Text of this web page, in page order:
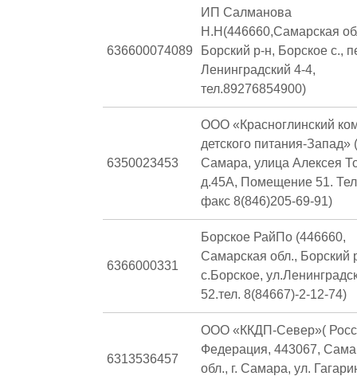
636600074089
ИП Салманова
Н.Н(446660,Самарская
Борский р-н, Борское с.,
Ленинградский 4-4,
тел.89276854900)
6350023453
ООО «Красноглинский
детского питания-Запад»
Самара, улица Алексея
д.45А, Помещение 51.
факс 8(846)205-69-91)
6366000331
Борское РайПо (446660,
Самарская обл., Борский
с.Борское,
52.тел. 8(84667)-2-12-74)
6313536457
ООО «ККДП-Север»(
Федерация, 443067,
обл., г. Самара, ул.